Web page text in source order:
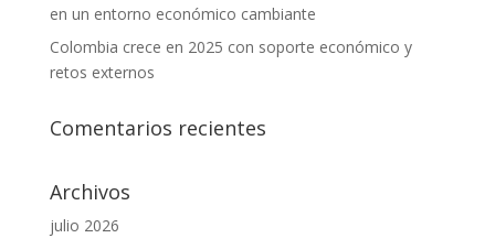
en un entorno económico cambiante
Colombia crece en 2025 con soporte económico y
retos externos
Comentarios recientes
Archivos
julio 2026